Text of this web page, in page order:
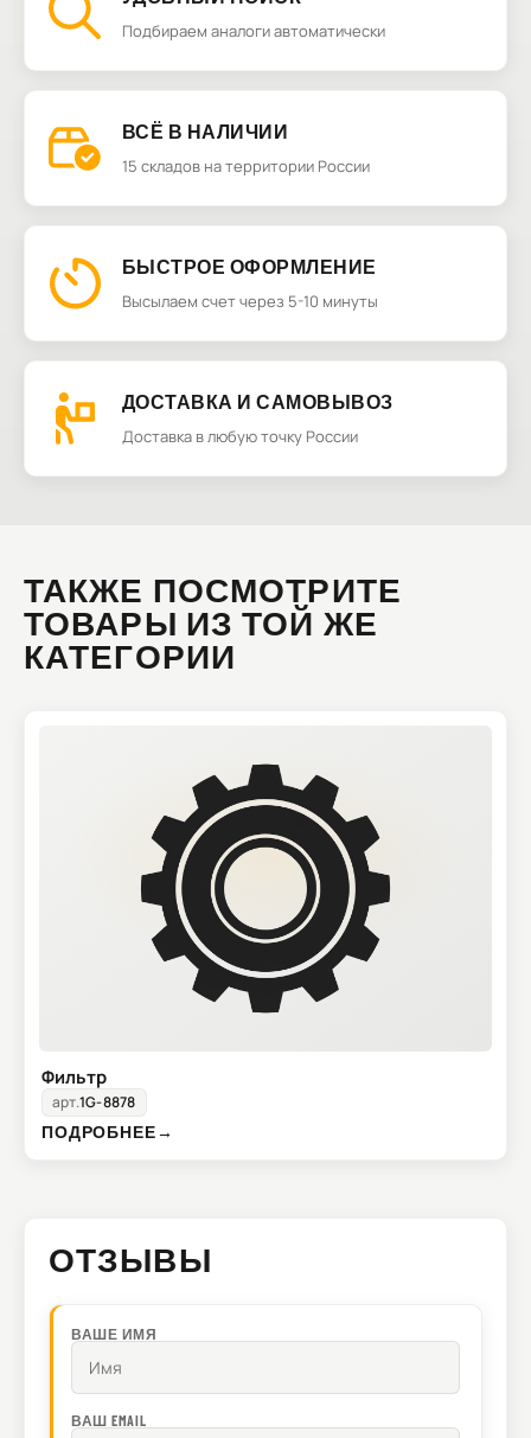
Подбираем аналоги автоматически
ВСЁ В НАЛИЧИИ
15 складов на территории России
БЫСТРОЕ ОФОРМЛЕНИЕ
Высылаем счет через 5-10 минуты
ДОСТАВКА И САМОВЫВОЗ
Доставка в любую точку России
ТАКЖЕ ПОСМОТРИТЕ
ТОВАРЫ ИЗ ТОЙ ЖЕ
КАТЕГОРИИ
Фильтр
арт.1G-8878
ПОДРОБНЕЕ→
ОТЗЫВЫ
ВАШЕ ИМЯ
ВАШ EMAIL